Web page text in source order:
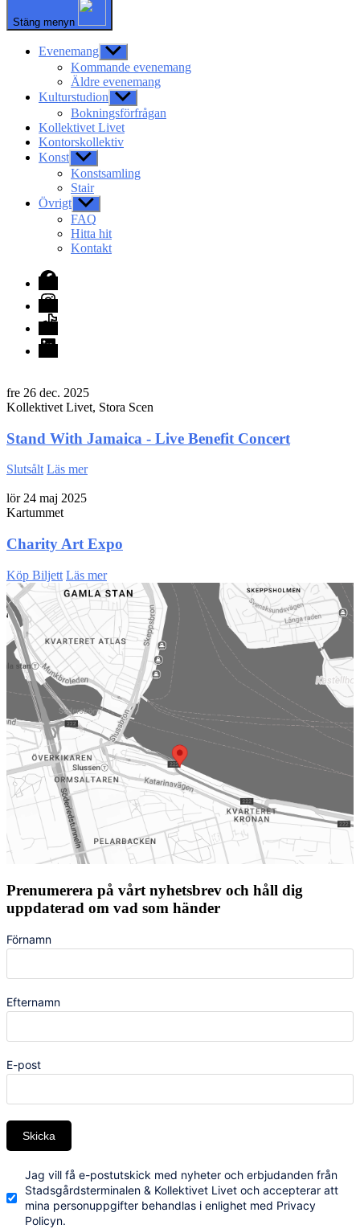
Stäng menyn
Evenemang Visa
undermeny
Kommande evenemang
Äldre evenemang
Kulturstudion Visa
undermeny
Bokningsförfrågan
Kollektivet Livet
Kontorskollektiv
Konst Visa
undermeny
Konstsamling
Stair
Övrigt Visa
undermeny
FAQ
Hitta hit
Kontakt
Facebook
Instagram
TikTok
LinkedIn
fre 26 dec. 2025
Kollektivet Livet, Stora Scen
Stand With Jamaica - Live Benefit Concert
Slutsålt Läs mer
lör 24 maj 2025
Kartummet
Charity Art Expo
Köp Biljett Läs mer
Prenumerera på vårt nyhetsbrev och håll dig
uppdaterad om vad som händer
Förnamn
Efternamn
E-post
Skicka
Jag vill få e-postutskick med nyheter och erbjudanden från
Stadsgårdsterminalen & Kollektivet Livet och accepterar att
mina personuppgifter behandlas i enlighet med Privacy
Policyn.